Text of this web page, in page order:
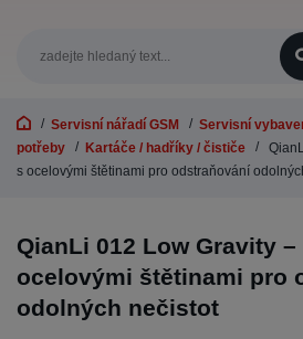
Servisní nářadí GSM
Servisní
potřeby
Kartáče / hadříky / čističe
s ocelovými štětinami pro odstraňování
QianLi 012 Low Gravity
ocelovými štětinami pro
odolných nečistot